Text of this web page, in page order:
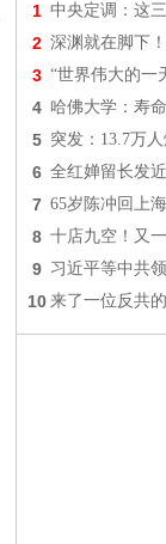
1 中央定调：这
2 深渊就在脚下
3 “世界伟大的一
4 哈佛大学：寿
5 突发：13.7万
6 全红婵留长发
7 65岁陈冲回上
8 十店九空！又
9 习近平等中共
10 来了一位反共